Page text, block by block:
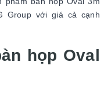
Group với giá cả cạnh
họp Oval